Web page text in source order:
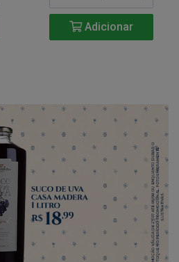
Adicionar